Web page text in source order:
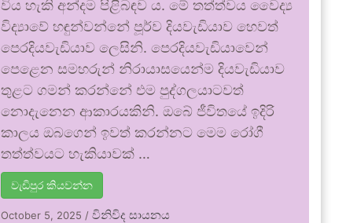
විය හැකි අන්දම පිළිබඳව ය. මේ තත්ත්වය වෛද්‍ය
විද්‍යාවේ හඳුන්වන්නේ පූර්ව දියවැඩියාව හෙවත්
පෙරදියවැඩියාව ලෙසිනි. පෙරදියවැඩියාවෙන්
පෙළෙන සමහරුන් නිරායාසයෙන්ම දියවැඩියාව
තුළට ගමන් කරන්නේ එම පුද්ගලයාටවත්
නොදැනෙන ආකාරයකිනි. ඔබේ ජීවිතයේ ඉදිරි
කාලය ඔබගෙන් ඉවත් කරන්නට මෙම රෝගී
තත්ත්වයට හැකියාවක් …
වැඩිපුර කියවන්න
October 5, 2025 /විනිවිද සායනය